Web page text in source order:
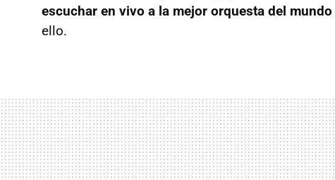
escuchar en vivo a la mejor orquesta del mundo
ello.